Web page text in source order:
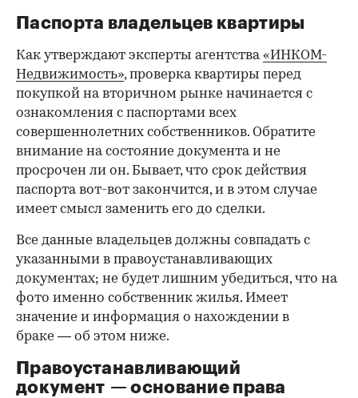
Паспорта владельцев квартиры
Как утверждают эксперты агентства«ИНКОМ-
Недвижимость», проверка квартиры перед
покупкой на вторичном рынке начинается с
ознакомления с паспортами всех
совершеннолетних собственников. Обратите
внимание на состояние документа и не
просрочен ли он. Бывает, что срок действия
паспорта вот-вот закончится, и в этом случае
имеет смысл заменить его до сделки.
Все данные владельцев должны совпадать с
указанными в правоустанавливающих
документах; не будет лишним убедиться, что на
фото именно собственник жилья. Имеет
значение и информация о нахождении в
браке — об этом ниже.
Правоустанавливающий
документ — основание права